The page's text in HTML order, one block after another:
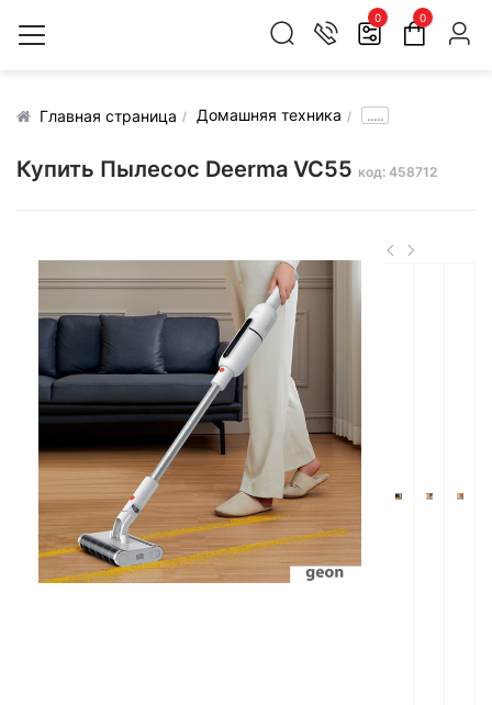
0 0
Главная страница Домашняя техника .....
Купить Пылесос Deerma VC55 код: 458712